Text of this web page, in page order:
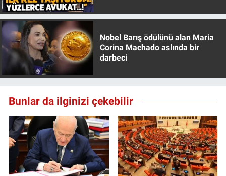
Nobel Barış ödülünü alan Maria
Corina Machado aslında bir
darbeci
Bunlar da ilginizi çekebilir